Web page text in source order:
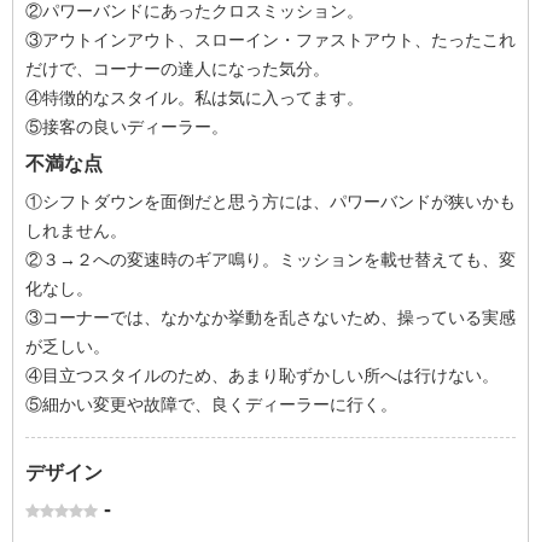
②パワーバンドにあったクロスミッション。
③アウトインアウト、スローイン・ファストアウト、たったこれ
だけで、コーナーの達人になった気分。
④特徴的なスタイル。私は気に入ってます。
⑤接客の良いディーラー。
不満な点
①シフトダウンを面倒だと思う方には、パワーバンドが狭いかも
しれません。
②３→２への変速時のギア鳴り。ミッションを載せ替えても、変
化なし。
③コーナーでは、なかなか挙動を乱さないため、操っている実感
が乏しい。
④目立つスタイルのため、あまり恥ずかしい所へは行けない。
⑤細かい変更や故障で、良くディーラーに行く。
デザイン
-